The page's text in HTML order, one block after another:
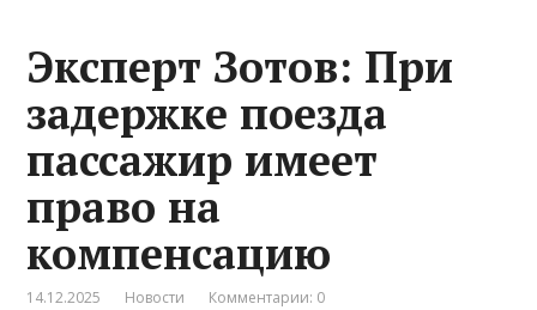
Эксперт Зотов: При
задержке поезда
пассажир имеет
право на
компенсацию
14.12.2025 Новости Комментарии: 0